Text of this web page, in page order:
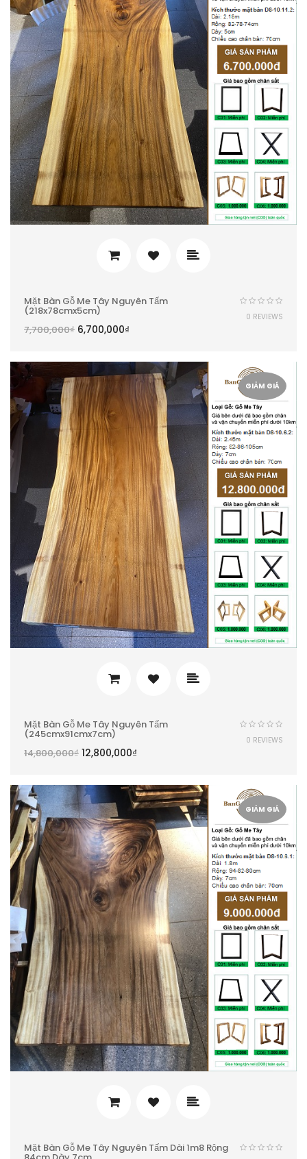
Mặt Bàn Gỗ Me Tây Nguyên Tấm
(218x78cmx5cm)
7,700,000₫ 6,700,000₫
0 REVIEWS
GIẢM GIÁ
Mặt Bàn Gỗ Me Tây Nguyên Tấm
(245cmx91cmx7cm)
14,800,000₫ 12,800,000₫
0 REVIEWS
GIẢM GIÁ
Mặt Bàn Gỗ Me Tây Nguyên Tấm Dài 1m8 Rộng